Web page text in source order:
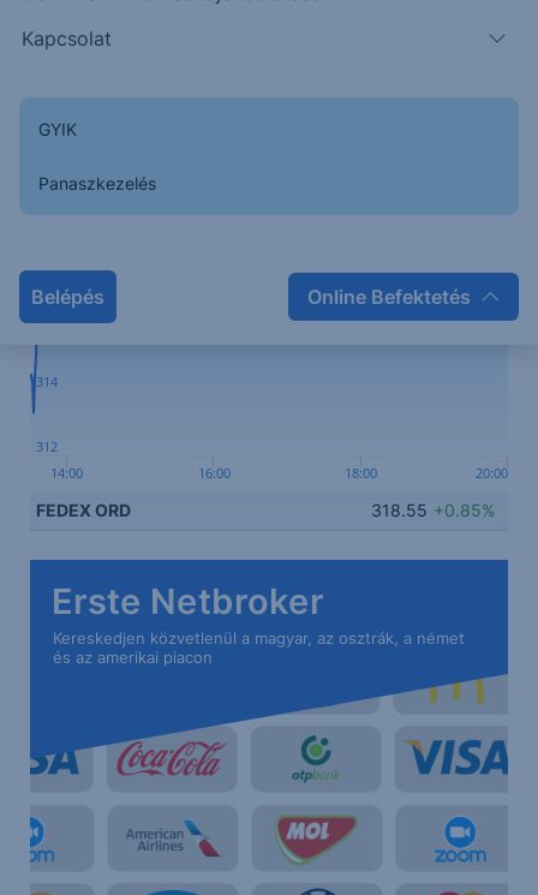
Kapcsolat
GYIK
Panaszkezelés
Belépés Online Befektetés
szállítással SameDay City néven.
Kapcsolódó termék
14:00 16:00 18:00 20:00
312
314
320
FEDEX ORD 318.55 +0.85%
Erste Netbroker
Kereskedjen közvetlenül a magyar, az osztrák, a német
és az amerikai piacon